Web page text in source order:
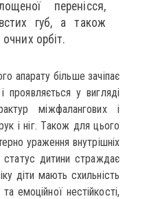
перенісся,
губ, а також
орбіт.
апарату більше зачіпає
проявляється у вигляді
міжфалангових і
і ніг. Також для цього
ураження внутрішніх
статус дитини страждає
діти мають схильність
емоційної нестійкості,